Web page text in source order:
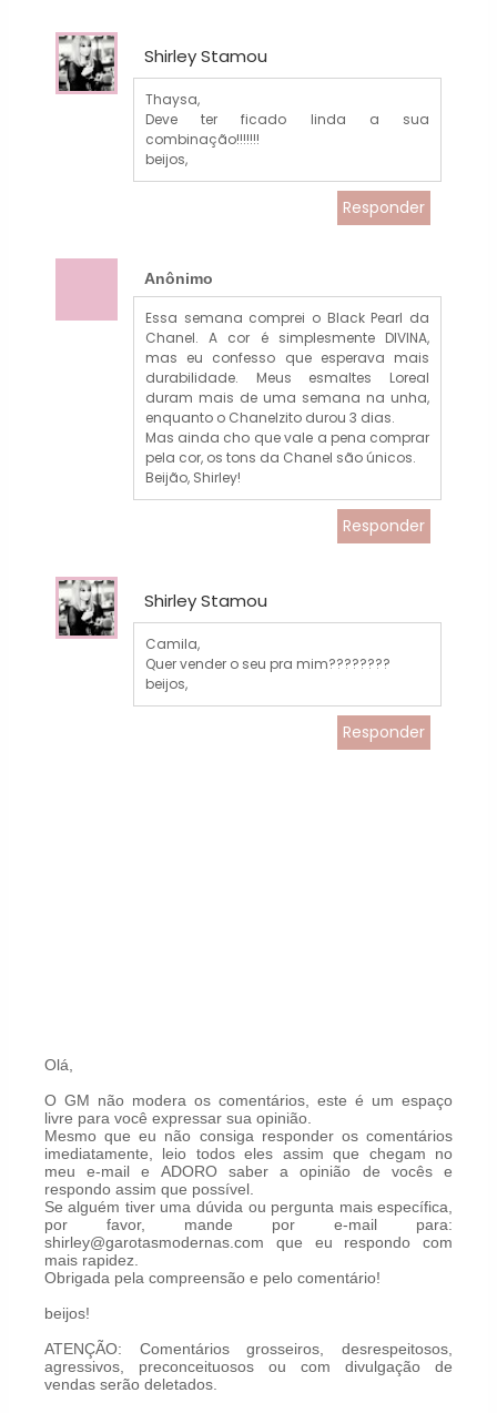
Shirley Stamou
Thaysa,
Deve ter ficado linda a sua
combinação!!!!!!!
beijos,
Responder
Anônimo
Essa semana comprei o Black Pearl da
Chanel. A cor é simplesmente DIVINA,
mas eu confesso que esperava mais
durabilidade. Meus esmaltes Loreal
duram mais de uma semana na unha,
enquanto o Chanelzito durou 3 dias.
Mas ainda cho que vale a pena comprar
pela cor, os tons da Chanel são únicos.
Beijão, Shirley!
Responder
Shirley Stamou
Camila,
Quer vender o seu pra mim????????
beijos,
Responder
Olá,
O GM não modera os comentários, este é um espaço
livre para você expressar sua opinião.
Mesmo que eu não consiga responder os comentários
imediatamente, leio todos eles assim que chegam no
meu e-mail e ADORO saber a opinião de vocês e
respondo assim que possível.
Se alguém tiver uma dúvida ou pergunta mais específica,
por favor, mande por e-mail para:
shirley@garotasmodernas.com que eu respondo com
mais rapidez.
Obrigada pela compreensão e pelo comentário!
beijos!
ATENÇÃO: Comentários grosseiros, desrespeitosos,
agressivos, preconceituosos ou com divulgação de
vendas serão deletados.